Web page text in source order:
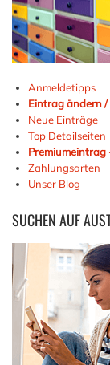
Anmeldetipps
Eintrag ändern
Neue Einträge
Top Detailseiten
Premiumeintrag
Zahlungsarten
Unser Blog
SUCHENAUF